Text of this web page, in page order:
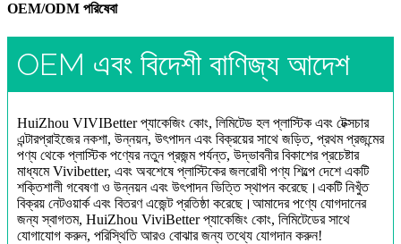
OEM/ODM পরিষেবা
OEM এবং বিদেশী বাণিজ্য আদেশ
HuiZhou VIVIBetter প্যাকেজিং কোং, লিমিটেড হল প্লাস্টিক এবং টেক্সচার
এন্টারপ্রাইজের নকশা, উন্নয়ন, উৎপাদন এবং বিক্রয়ের সাথে জড়িত, প্রথম প্রজন্মের
পণ্য থেকে প্লাস্টিক পণ্যের নতুন প্রজন্ম পর্যন্ত, উদ্ভাবনীর বিকাশের প্রচেষ্টার
মাধ্যমে Vivibetter, এবং অবশেষে প্লাস্টিকের জলরোধী পণ্য শিল্পে দেশে একটি
শক্তিশালী গবেষণা ও উন্নয়ন এবং উৎপাদন ভিত্তি স্থাপন করেছে।একটি নিখুঁত
বিক্রয় নেটওয়ার্ক এবং বিতরণ এজেন্ট প্রতিষ্ঠা করেছে।আমাদের পণ্যে যোগদানের
জন্য স্বাগতম, HuiZhou ViviBetter প্যাকেজিং কোং, লিমিটেডের সাথে
যোগাযোগ করুন, পরিস্থিতি আরও বোঝার জন্য তথ্যে যোগদান করুন!